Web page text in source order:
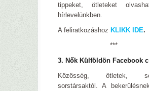
tippeket, ötleteket
hírlevelünkben.
A feliratkozáshoz KLIKK IDE.
***
3. Nők Külföldön Facebook
Közösség, ötletek,
sorstársaktól. A